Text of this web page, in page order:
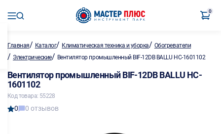
0
Главная/ Каталог/ Климатическая техника и уборка/ Обогреватели
/ Электрические/ Вентилятор промышленный BIF-12DB BALLU HC-1601102
Вентилятор промышленный BIF-12DB BALLU HC-
1601102
Код товара: 55228
0 0 отзывов